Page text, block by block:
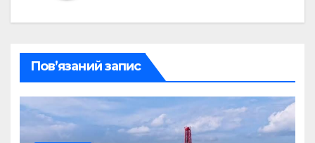
Пов’язаний запис